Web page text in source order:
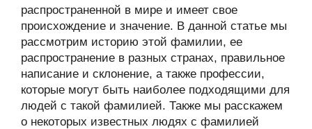
kl
a
ss
ni
ki
b
o
o
k
er
o
ur
n
al
s
A
p
p
gr
a
m
а
в
и
ть
распространенной в мире и имеет свое
происхождение и значение. В данной статье мы
рассмотрим историю этой фамилии, ее
распространение в разных странах, правильное
написание и склонение, а также профессии,
которые могут быть наиболее подходящими для
людей с такой фамилией. Также мы расскажем
о некоторых известных людях с фамилией